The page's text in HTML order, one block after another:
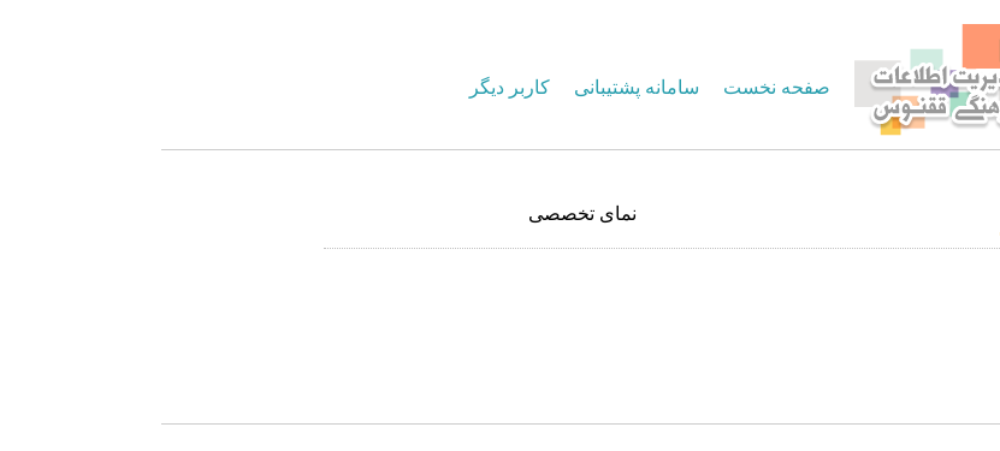
صفحه نخست سامانه پشتیبانی کاربر دیگر
نمای تخصصی